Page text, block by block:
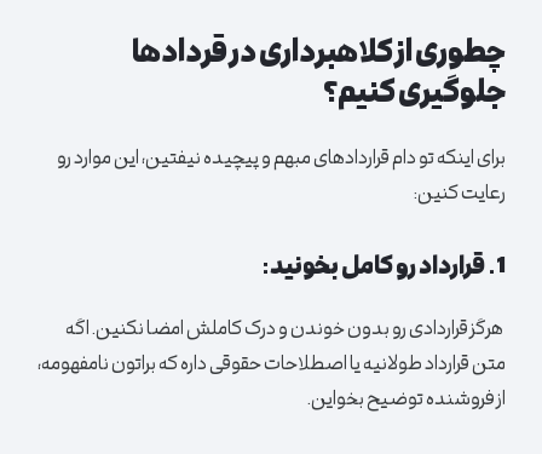
چطوری از کلاهبرداری در قردادها
جلوگیری کنیم؟
برای اینکه تو دام قراردادهای مبهم و پیچیده نیفتین، این موارد رو
رعایت کنین:
1. قرارداد رو کامل بخونید:
هرگز قراردادی رو بدون خوندن و درک کاملش امضا نکنین. اگه
متن قرارداد طولانیه یا اصطلاحات حقوقی داره که براتون نامفهومه،
از فروشنده توضیح بخواین.